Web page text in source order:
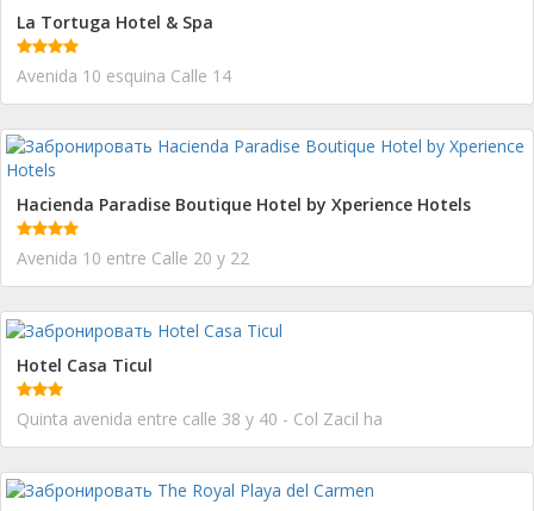
La Tortuga Hotel & Spa
Avenida 10 esquina Calle 14
Hacienda Paradise Boutique Hotel by Xperience Hotels
Avenida 10 entre Calle 20 y 22
Hotel Casa Ticul
Quinta avenida entre calle 38 y 40 - Col Zacil ha